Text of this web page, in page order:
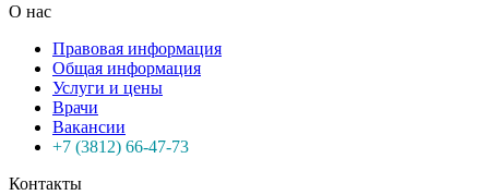
О нас
Правовая информация
Общая информация
Услуги и цены
Врачи
Вакансии
+7 (3812) 66-47-73
Контакты